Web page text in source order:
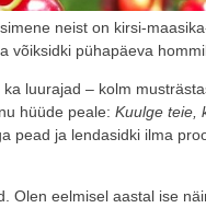
neist on kirsi-
võiksidki pühapäeva
luurajad – kolm
hüüde peale: Kuulge teie,
pead ja lendasidki ilma
Olen eelmisel aastal ise